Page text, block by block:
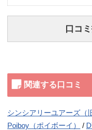
口コ
関連する口コミ
シンシアリーユアーズ（
Poiboy（ポイボーイ）